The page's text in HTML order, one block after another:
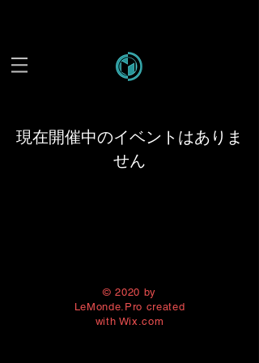
現在開催中のイベントはありま
せん
© 2020 by
LeMonde.Pro created
with Wix.com